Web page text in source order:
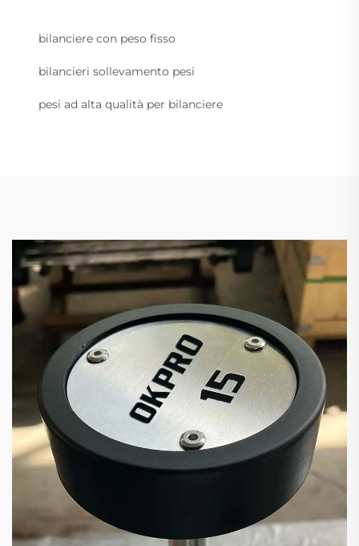
bilanciere con peso fisso
bilancieri sollevamento pesi
pesi ad alta qualità per bilanciere